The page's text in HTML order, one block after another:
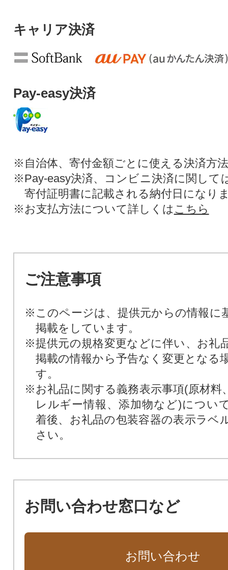
キャリア決済
Pay-easy決済
※自治体、寄付金額ごとに使える決済方
※Pay-easy決済、コンビニ決済に関して
寄付証明書に記載される納付日になり
※お支払方法について詳しくは こちら
ご注意事項
※このページは、提供元からの情報に
掲載をしています。
※提供元の規格変更などに伴い、お礼
掲載の情報から予告なく変更となる
す。
※お礼品に関する義務表示事項(原材料
レルギー情報、添加物など)につい
着後、お礼品の包装容器の表示ラベ
さい。
お問い合わせ窓口など
お問い合わせ